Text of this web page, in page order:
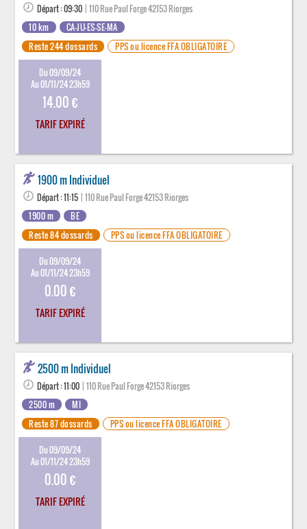
Départ : 09:30 | 110 Rue Paul Forge 42153 Riorges
10 km
CA-JU-ES-SE-MA
Reste 244 dossards
PPS ou licence FFA OBLIGATOIRE
Du 09/09/24
Au 01/11/24 23h59
14.00 €
TARIF EXPIRÉ
1900 m Individuel
Départ : 11:15 | 110 Rue Paul Forge 42153 Riorges
1900 m
BE
Reste 84 dossards
PPS ou licence FFA OBLIGATOIRE
Du 09/09/24
Au 01/11/24 23h59
0.00 €
TARIF EXPIRÉ
2500 m Individuel
Départ : 11:00 | 110 Rue Paul Forge 42153 Riorges
2500 m
MI
Reste 87 dossards
PPS ou licence FFA OBLIGATOIRE
Du 09/09/24
Au 01/11/24 23h59
0.00 €
TARIF EXPIRÉ